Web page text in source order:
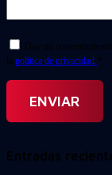
Doy mi
la política de privacidad. *
Entradas